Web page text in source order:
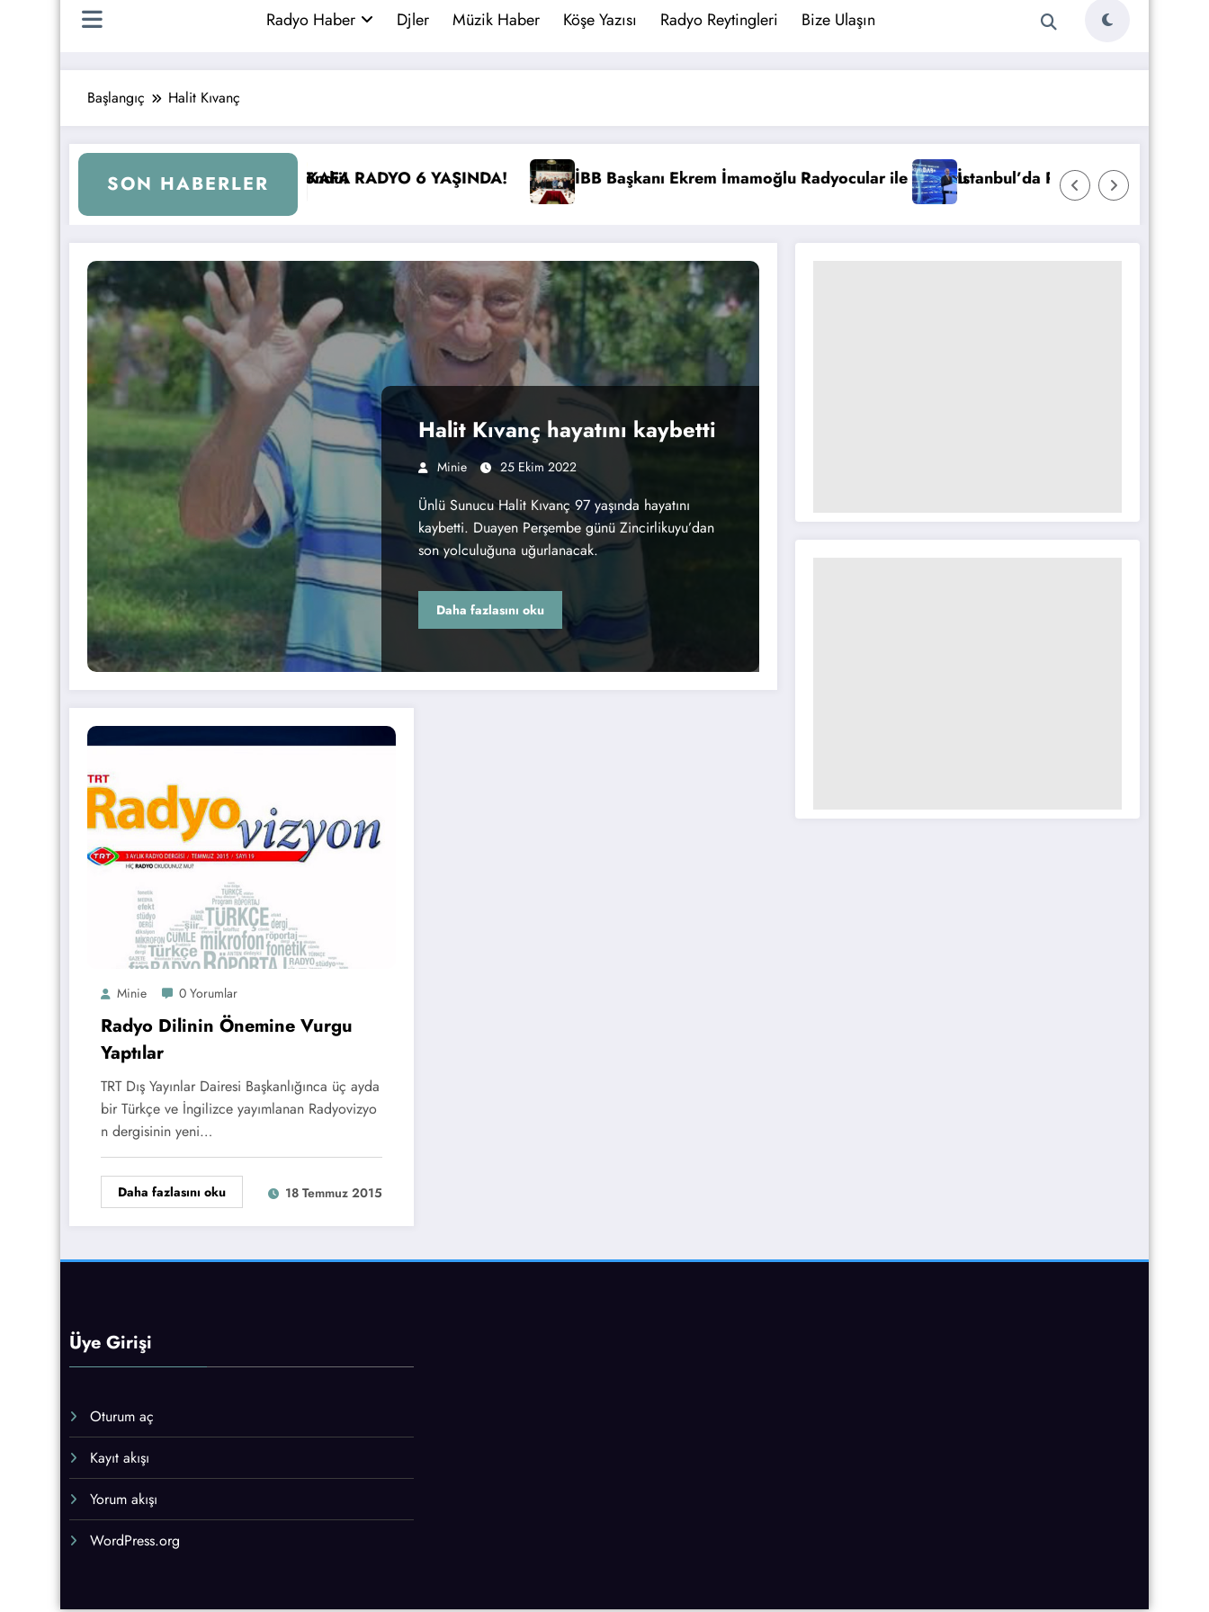
Radyo Haber Djler Müzik Haber Köşe Yazısı Radyo Reytingleri Bize Ulaşın
Başlangıç Halit Kıvanç
SON HABERLER
KAFA RADYO 6 YAŞINDA! İBB Başkanı Ekrem İmamoğlu Radyocular ile Buluştuİstanbul’da Radyo Cızırtısı Sona Eriyor! DAB Hizmete Girdi.Dünya Radyo Günü
Halit Kıvanç hayatını kaybetti
Minie 25 Ekim 2022
Ünlü Sunucu Halit Kıvanç 97 yaşında hayatını
kaybetti. Duayen Perşembe günü Zincirlikuyu’dan
son yolculuğuna uğurlanacak.
Daha fazlasını oku
Minie 0 Yorumlar
Radyo Dilinin Önemine Vurgu
Yaptılar
TRT Dış Yayınlar Dairesi Başkanlığınca üç ayda
bir Türkçe ve İngilizce yayımlanan Radyovizyo
n dergisinin yeni…
Daha fazlasını oku 18 Temmuz 2015
Üye Girişi
Oturum aç
Kayıt akışı
Yorum akışı
WordPress.org